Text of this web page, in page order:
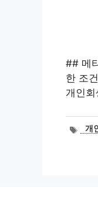
## 메
한 조
개인
태개